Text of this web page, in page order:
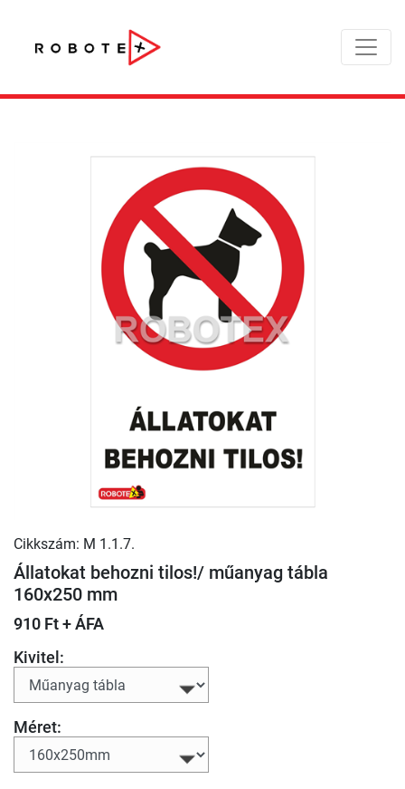
Cikkszám: M 1.1.7.
Állatokat behozni tilos!/ műanyag tábla
160x250 mm
910 Ft + ÁFA
Kivitel:
Méret: